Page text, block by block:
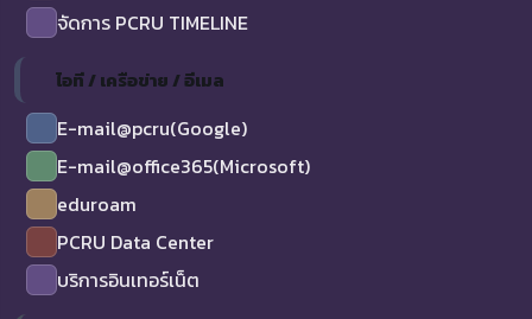
จัดการ PCRU TIMELINE
ไอที / เครือข่าย / อีเมล
E-mail@pcru(Google)
E-mail@office365(Microsoft)
eduroam
PCRU Data Center
บริการอินเทอร์เน็ต